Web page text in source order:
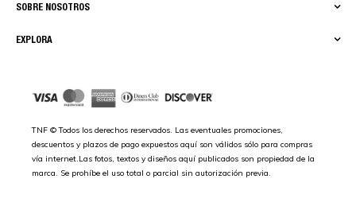
EXPLORA
SOBRE NOSOTROS
TNF © Todos los derechos reservados. Las eventuales promociones,
descuentos y plazos de pago expuestos aquí son válidos sólo para compras
vía internet.Las fotos, textos y diseños aquí publicados son propiedad de la
marca. Se prohíbe el uso total o parcial sin autorización previa.